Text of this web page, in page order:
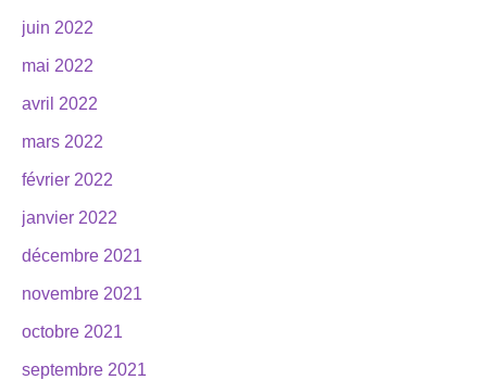
juin 2022
mai 2022
avril 2022
mars 2022
février 2022
janvier 2022
décembre 2021
novembre 2021
octobre 2021
septembre 2021